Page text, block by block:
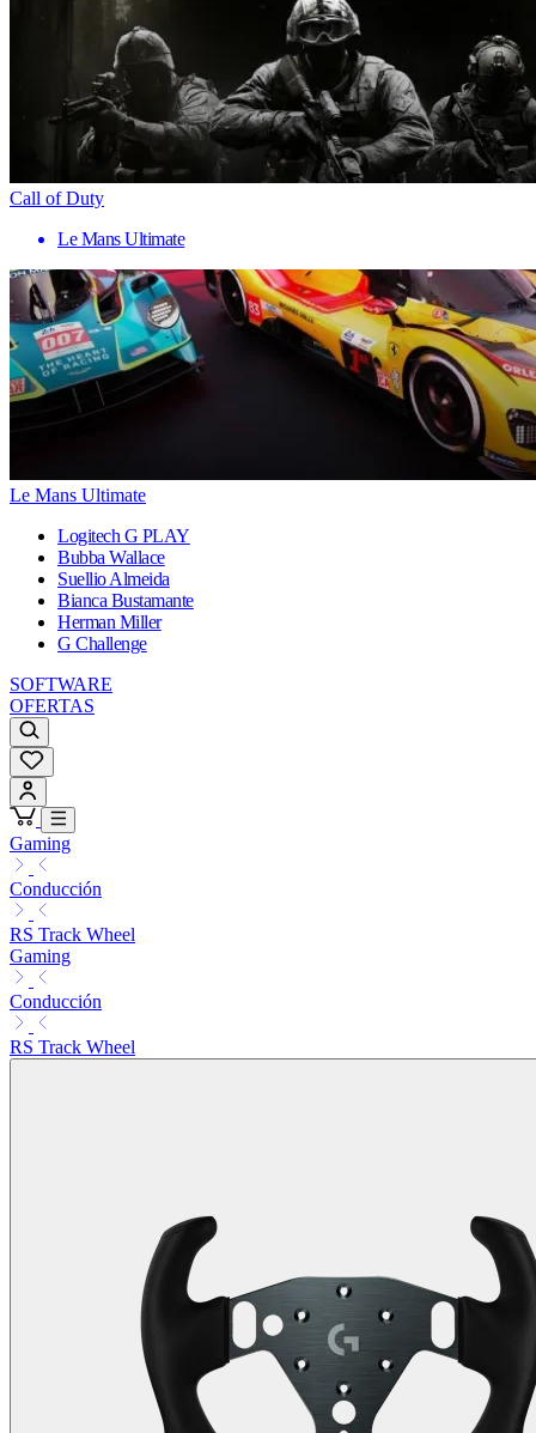
Call of Duty
Le Mans Ultimate
Le Mans Ultimate
Logitech G PLAY
Bubba Wallace
Suellio Almeida
Bianca Bustamante
Herman Miller
G Challenge
SOFTWARE
OFERTAS
Gaming
Conducción
RS Track Wheel
Gaming
Conducción
RS Track Wheel